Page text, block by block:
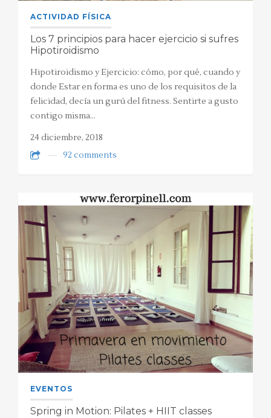
ACTIVIDAD FÍSICA
Los 7 principios para hacer ejercicio si sufres
Hipotiroidismo
Hipotiroidismo y Ejercicio: cómo, por qué, cuando y
donde Estar en forma es uno de los requisitos de la
felicidad, decía un gurú del fitness. Sentirte a gusto
contigo misma…
24 diciembre, 2018
92 comments
EVENTOS
Spring in Motion: Pilates + HIIT classes